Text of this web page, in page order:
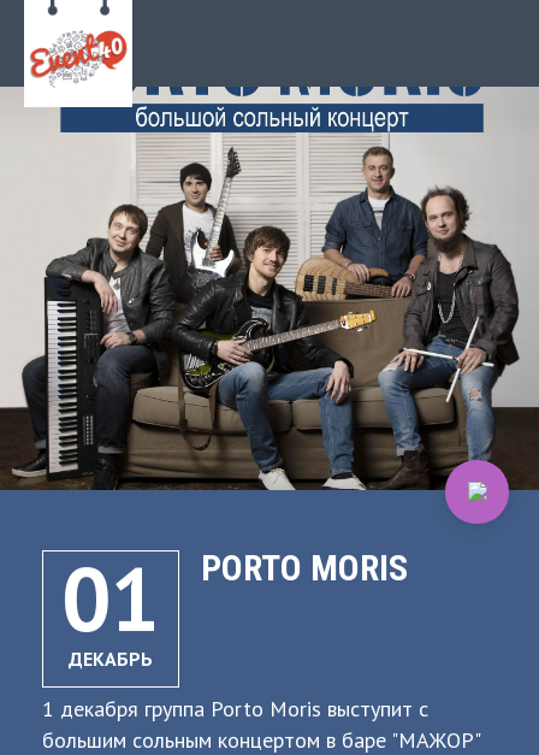
01
ДЕКАБРЬ
PORTO MORIS
1 декабря группа Porto Moris выступит с
большим сольным концертом в баре "МАЖОР"